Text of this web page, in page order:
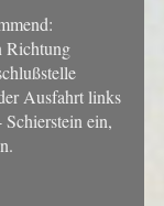
Richtung
Ausfahrt links
ein,